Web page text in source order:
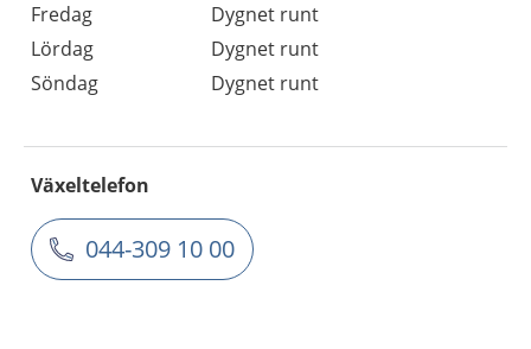
Fredag
Dygnet runt
Lördag
Dygnet runt
Söndag
Dygnet runt
Växeltelefon
044-309 10 00